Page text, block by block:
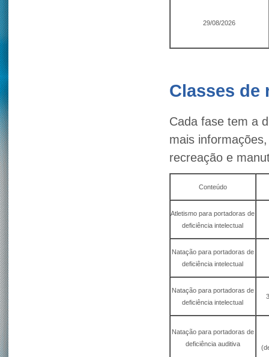
29/08/2026
Classes de
Cada fase tem a
mais
recreação e
Conteúdo
Atletismo para portadoras de
deficiência intelectual
Natação para portadoras de
deficiência intelectual
Natação para portadoras de
deficiência intelectual
Natação para portadoras de
deficiência auditiva